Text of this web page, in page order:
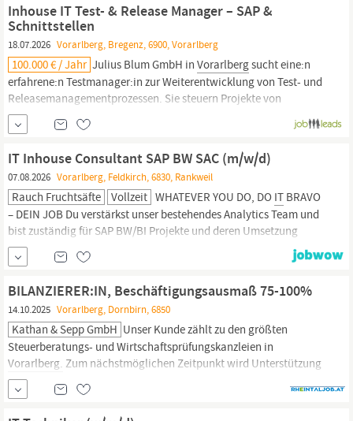
Vertriebs GmbH in Hohenems betreut Unternehmen in
&
Inhouse IT Test- & Release Manager – SAP &
Schnittstellen
18.07.2026 Vorarlberg, Bregenz, 6900, Vorarlberg
100.000 € / Jahr Julius Blum GmbH in Vorarlbergsucht eine:n
erfahrene:n Testmanager:in zur Weiterentwicklung von Test- und
Releasemanagementprozessen. Sie steuern Projekte von
Teststrategie bis Durchführung und verantworten SAP-Releases,
sichern stabile Übergänge in den Betrieb und beraten
IT Inhouse Consultant SAP BW SAC (m/w/d)
07.08.2026 Vorarlberg, Feldkirch, 6830, Rankweil
Rauch Fruchtsäfte Vollzeit WHATEVER YOU DO, DO IT BRAVO
– DEIN JOB Du verstärkst unser bestehendes Analytics Team und
bist zuständig für SAP BW/BI Projekte und deren Umsetzung
Anhand der definierten Anforderungen aus den Fachbereichen bist
du mit der weiteren Konzeption sowie Umsetzung der benötigen
BILANZIERER:IN, Beschäftigungsausmaß 75-100%
14.10.2025 Vorarlberg, Dornbirn, 6850
Kathan & Sepp GmbH Unser Kunde zählt zu den größten
Steuerberatungs- und Wirtschaftsprüfungskanzleien in
Vorarlberg. Zum nächstmöglichen Zeitpunkt wird Unterstützung
für den Standort Dornbirn gesucht.IHRE AUFGABENBei unserem
Kunden können Sie sich auf vielfältige Aufgaben freuen. Dazu
gehören die Erstellung von Jahresabschlüssen,